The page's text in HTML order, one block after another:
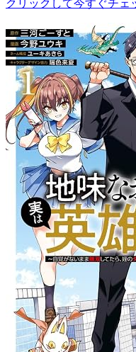
クリックして今すぐチェ